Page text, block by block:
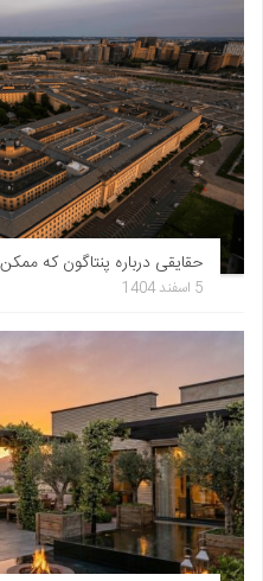
حقایقی درباره پنتاگون که
5 اسفند 1404